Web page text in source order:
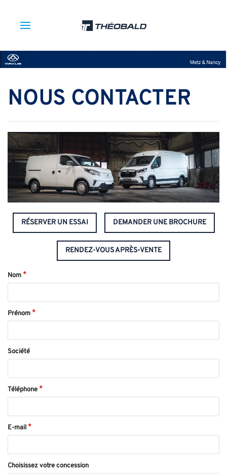
NOUS CONTACTER
RÉSERVER UN ESSAI DEMANDER UNE BROCHURE
RENDEZ-VOUS APRÈS-VENTE
Nom
Prénom
Société
Téléphone
E-mail
Choisissez votre concession